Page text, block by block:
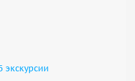
экскурсии